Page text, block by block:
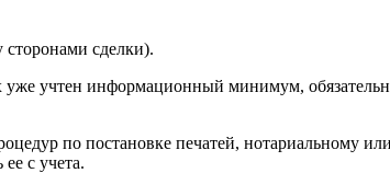
сторонами сделки).
учтен информационный минимум,
по постановке печатей, нотариальному
с учета.